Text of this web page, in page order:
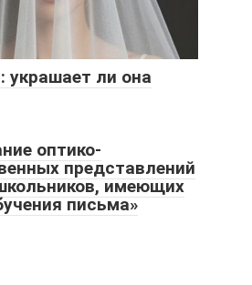
украшает ли она
оптико-
представлений
имеющих
письма»